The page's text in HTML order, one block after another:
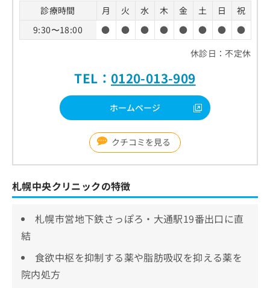
診療時間 月 火 水 木 金 土 日
祝
9:30〜18:00
● ● ● ● ● ● ●
●
休診日：不定休
TEL： 0120-013-909
ホームページ
クチコミを見る
札幌中央クリニックの特徴
札幌市営地下鉄さっぽろ・大通駅19番出口に直
結
食欲中枢を抑制する薬や脂肪吸収を抑える薬を
院内処方